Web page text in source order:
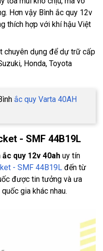
Hơn vậy Bình ắc quy 12v
thích hợp với khí hậu Việt
chuyên dụng để dự trữ cấp
Honda, Toyota
ắc quy Varta 40AH
- SMF 44B19L
ắc quy 12v 40ah uy tín
- SMF 44B19L đến từ
được tin tưởng và ưa
gia khác nhau.